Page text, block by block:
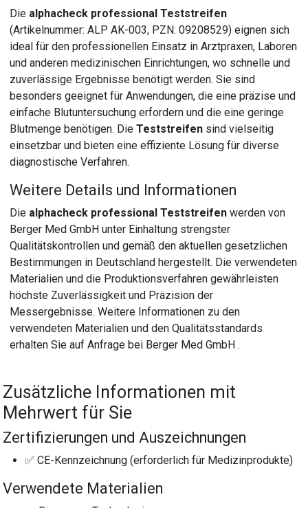
Die alphacheck professional Teststreifen
(Artikelnummer: ALP AK-003, PZN: 09208529) eignen sich
ideal für den professionellen Einsatz in Arztpraxen, Laboren
und anderen medizinischen Einrichtungen, wo schnelle und
zuverlässige Ergebnisse benötigt werden. Sie sind
besonders geeignet für Anwendungen, die eine präzise und
einfache Blutuntersuchung erfordern und die eine geringe
Blutmenge benötigen. DieTeststreifen sind vielseitig
einsetzbar und bieten eine effiziente Lösung für diverse
diagnostische Verfahren.
Weitere Details und Informationen
Die alphacheck professional Teststreifen werden von
Berger Med GmbH unter Einhaltung strengster
Qualitätskontrollen und gemäß den aktuellen gesetzlichen
Bestimmungen in Deutschland hergestellt. Die verwendeten
Materialien und die Produktionsverfahren gewährleisten
höchste Zuverlässigkeit und Präzision der
Messergebnisse. Weitere Informationen zu den
verwendeten Materialien und den Qualitätsstandards
erhalten Sie auf Anfrage bei Berger Med GmbH .
Zusätzliche Informationen mit
Mehrwert für Sie
Zertifizierungen und Auszeichnungen
✅ CE-Kennzeichnung (erforderlich für Medizinprodukte)
Verwendete Materialien